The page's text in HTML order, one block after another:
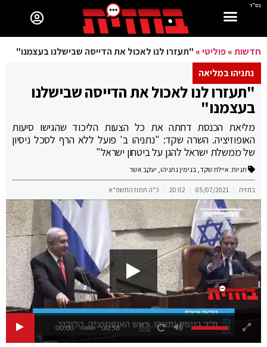
בס"ד
חדשות»פוליטי» "תעזרו לנו לאכול את הדייסה שבישלנו בעצמנו"
נתניהו במליאה
"תעזרו לנו לאכול את הדייסה שבישלנו
בעצמנו"
מליאת הכנסת דחתה את כל הצעות הליכוד שהגישו סיעות
האופוזיציה. השרה שקד: "נתניהו ב' פועל ללא הרף לסכל ניסיון
של ממשלת ישראל להגן על ביטחון ישראל"
תגיות: איילת שקד, בנימין נתניהו, יעקב אשר
בחזית 05/07/2021
20:02 כ"ה תמוז התשפ"א
00:00 00:58